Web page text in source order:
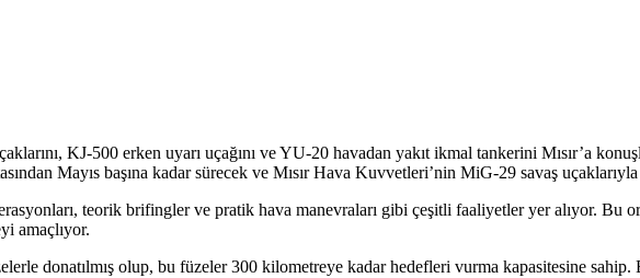
KJ-500 erken uyarı uçağını ve YU-20 havadan yakıt ikmal tankerini Mısır’a
Mayıs başına kadar sürecek ve Mısır Hava Kuvvetleri’nin MiG-29 savaş
teorik brifingler ve pratik hava manevraları gibi çeşitli faaliyetler yer alıyor. Bu
amaçlıyor.
donatılmış olup, bu füzeler 300 kilometreye kadar hedefleri vurma kapasitesine sahip.